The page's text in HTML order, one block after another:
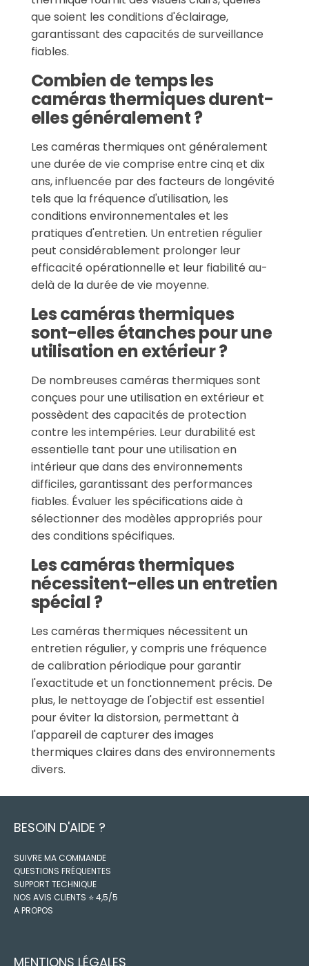
que soient les conditions d'éclairage,
garantissant des capacités de surveillance
fiables.
Combien de temps les
caméras thermiques durent-
elles généralement ?
Les caméras thermiques ont généralement
une durée de vie comprise entre cinq et dix
ans, influencée par des facteurs de longévité
tels que la fréquence d'utilisation, les
conditions environnementales et les
pratiques d'entretien. Un entretien régulier
peut considérablement prolonger leur
efficacité opérationnelle et leur fiabilité au-
delà de la durée de vie moyenne.
Les caméras thermiques
sont-elles étanches pour une
utilisation en extérieur ?
De nombreuses caméras thermiques sont
conçues pour une utilisation en extérieur et
possèdent des capacités de protection
contre les intempéries. Leur durabilité est
essentielle tant pour une utilisation en
intérieur que dans des environnements
difficiles, garantissant des performances
fiables. Évaluer les spécifications aide à
sélectionner des modèles appropriés pour
des conditions spécifiques.
Les caméras thermiques
nécessitent-elles un entretien
spécial ?
Les caméras thermiques nécessitent un
entretien régulier, y compris une fréquence
de calibration périodique pour garantir
l'exactitude et un fonctionnement précis. De
plus, le nettoyage de l'objectif est essentiel
pour éviter la distorsion, permettant à
l'appareil de capturer des images
thermiques claires dans des environnements
divers.
BESOIN D'AIDE ?
SUIVRE MA COMMANDE
QUESTIONS FRÉQUENTES
SUPPORT TECHNIQUE
NOS AVIS CLIENTS ⭐️ 4,5/5
A PROPOS
MENTIONS LÉGALES